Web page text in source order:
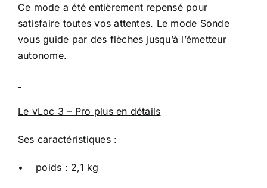
Ce mode a été entièrement repensé pour
satisfaire toutes vos attentes. Le mode Sonde
vous guide par des flèches jusqu’à l’émetteur
autonome.
Le vLoc 3 – Pro plus en détails
Ses caractéristiques :
• poids : 2,1 kg